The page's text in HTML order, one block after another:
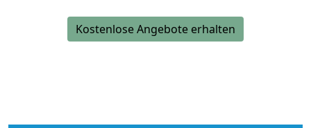
Kostenlose Angebote erhalten